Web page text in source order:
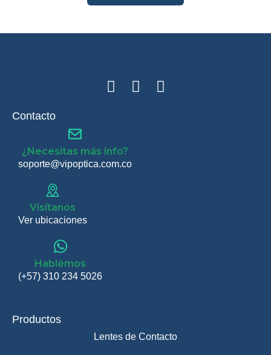
Contacto
¿Necesitas más info?
soporte@vipoptica.com.co
Visítanos
Ver ubicaciones
Hablémos
(+57) 310 234 5026
Productos
Lentes de Contacto